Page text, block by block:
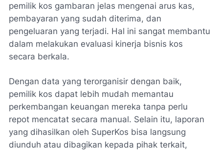
pemilik kos gambaran jelas mengenai arus kas,
pembayaran yang sudah diterima, dan
pengeluaran yang terjadi. Hal ini sangat membantu
dalam melakukan evaluasi kinerja bisnis kos
secara berkala.
Dengan data yang terorganisir dengan baik,
pemilik kos dapat lebih mudah memantau
perkembangan keuangan mereka tanpa perlu
repot mencatat secara manual. Selain itu, laporan
yang dihasilkan oleh SuperKos bisa langsung
diunduh atau dibagikan kepada pihak terkait,